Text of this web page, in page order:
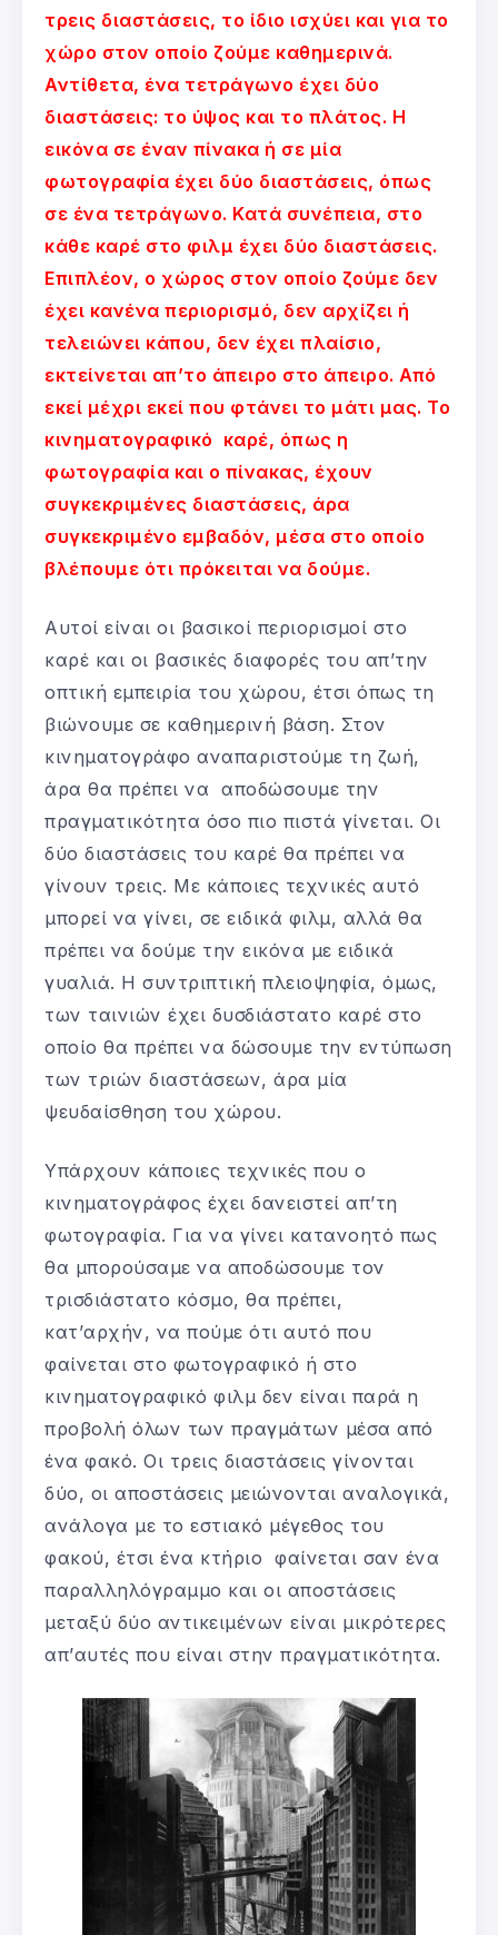
τρεις διαστάσεις, το ίδιο ισχύει και για το
χώρο στον οποίο ζούμε καθημερινά.
Αντίθετα, ένα τετράγωνο έχει δύο
διαστάσεις: το ύψος και το πλάτος. Η
εικόνα σε έναν πίνακα ή σε μία
φωτογραφία έχει δύο διαστάσεις, όπως
σε ένα τετράγωνο. Κατά συνέπεια, στο
κάθε καρέ στο φιλμ έχει δύο διαστάσεις.
Επιπλέον, ο χώρος στον οποίο ζούμε δεν
έχει κανένα περιορισμό, δεν αρχίζει ή
τελειώνει κάπου, δεν έχει πλαίσιο,
εκτείνεται απ’το άπειρο στο άπειρο. Από
εκεί μέχρι εκεί που φτάνει το μάτι μας. Το
κινηματογραφικό καρέ, όπως η
φωτογραφία και ο πίνακας, έχουν
συγκεκριμένες διαστάσεις, άρα
συγκεκριμένο εμβαδόν, μέσα στο οποίο
βλέπουμε ότι πρόκειται να δούμε.
Αυτοί είναι οι βασικοί περιορισμοί στο
καρέ και οι βασικές διαφορές του απ’την
οπτική εμπειρία του χώρου, έτσι όπως τη
βιώνουμε σε καθημερινή βάση. Στον
κινηματογράφο αναπαριστούμε τη ζωή,
άρα θα πρέπει να αποδώσουμε την
πραγματικότητα όσο πιο πιστά γίνεται. Οι
δύο διαστάσεις του καρέ θα πρέπει να
γίνουν τρεις. Με κάποιες τεχνικές αυτό
μπορεί να γίνει, σε ειδικά φιλμ, αλλά θα
πρέπει να δούμε την εικόνα με ειδικά
γυαλιά. Η συντριπτική πλειοψηφία, όμως,
των ταινιών έχει δυσδιάστατο καρέ στο
οποίο θα πρέπει να δώσουμε την εντύπωση
των τριών διαστάσεων, άρα μία
ψευδαίσθηση του χώρου.
Υπάρχουν κάποιες τεχνικές που ο
κινηματογράφος έχει δανειστεί απ’τη
φωτογραφία. Για να γίνει κατανοητό πως
θα μπορούσαμε να αποδώσουμε τον
τρισδιάστατο κόσμο, θα πρέπει,
κατ’αρχήν, να πούμε ότι αυτό που
φαίνεται στο φωτογραφικό ή στο
κινηματογραφικό φιλμ δεν είναι παρά η
προβολή όλων των πραγμάτων μέσα από
ένα φακό. Οι τρεις διαστάσεις γίνονται
δύο, οι αποστάσεις μειώνονται αναλογικά,
ανάλογα με το εστιακό μέγεθος του
φακού, έτσι ένα κτήριο φαίνεται σαν ένα
παραλληλόγραμμο και οι αποστάσεις
μεταξύ δύο αντικειμένων είναι μικρότερες
απ’αυτές που είναι στην πραγματικότητα.